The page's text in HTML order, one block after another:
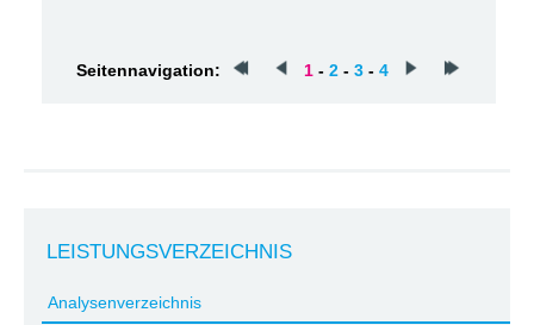
Seitennavigation: 1 - 2 - 3 - 4
LEISTUNGSVERZEICHNIS
Analysenverzeichnis